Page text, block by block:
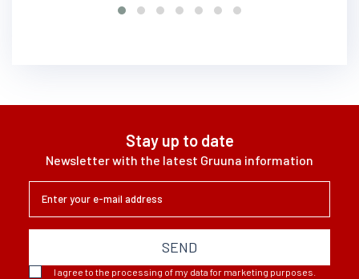
Stay up to date
Newsletter with the latest Gruuna information
SEND
I agree to the processing of my data for marketing purposes.